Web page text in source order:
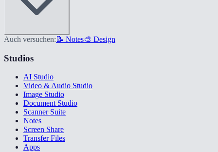
Auch versuchen: 📝 Notes🎨 Design
Studios
AI Studio
Video & Audio Studio
Image Studio
Document Studio
Scanner Suite
Notes
Screen Share
Transfer Files
Apps